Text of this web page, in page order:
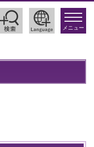
toggle
メニュー